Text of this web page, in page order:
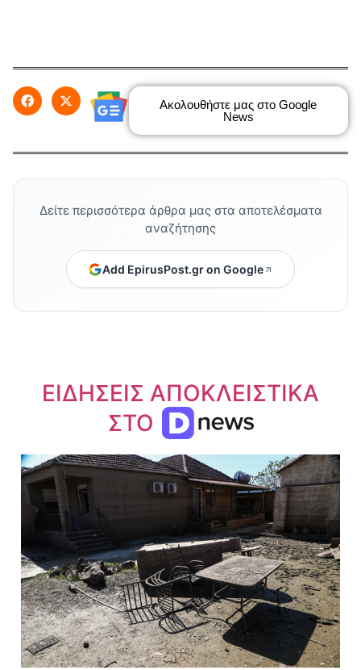
Ακολουθήστε μας στο Google
News
Δείτε περισσότερα άρθρα μας στα αποτελέσματα
αναζήτησης
Add EpirusPost.gr on Google
ΕΙΔΗΣΕΙΣ ΑΠΟΚΛΕΙΣΤΙΚΑ
ΣΤΟ